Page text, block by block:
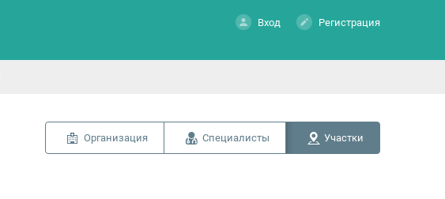
Вход Регистрация
Организация Специалисты Участки